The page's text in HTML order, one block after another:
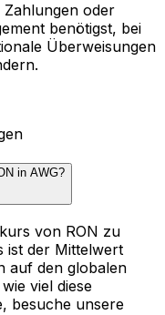
oder
benötigst, bei
Überweisungen
in AWG?
von RON zu
ist der Mittelwert
auf den globalen
viel diese
besuche unsere